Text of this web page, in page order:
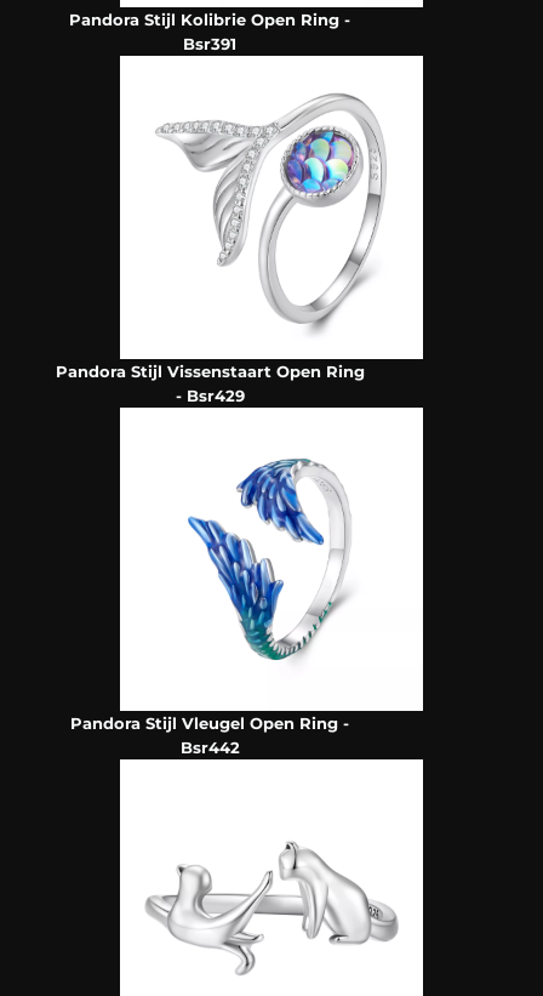
Pandora Stijl Kolibrie Open Ring -
Bsr391
Pandora Stijl Vissenstaart Open Ring
- Bsr429
Pandora Stijl Vleugel Open Ring -
Bsr442